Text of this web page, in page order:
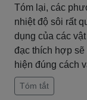
Tóm lại, các
nhiệt độ sôi rất
dụng của các
đạc thích hợp
hiện đúng cách
Tóm tắt